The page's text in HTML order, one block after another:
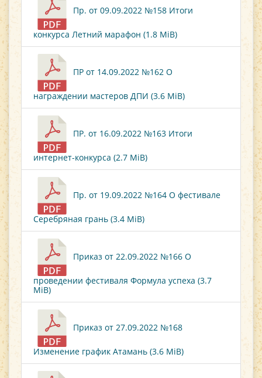
Пр. от 09.09.2022 №158 Итоги
конкурса Летний марафон (1.8 MiB)
ПР от 14.09.2022 №162 О
награждении мастеров ДПИ (3.6 MiB)
ПР. от 16.09.2022 №163 Итоги
интернет-конкурса (2.7 MiB)
Пр. от 19.09.2022 №164 О фестивале
Серебряная грань (3.4 MiB)
Приказ от 22.09.2022 №166 О
проведении фестиваля Формула успеха (3.7
MiB)
Приказ от 27.09.2022 №168
Изменение график Атамань (3.6 MiB)